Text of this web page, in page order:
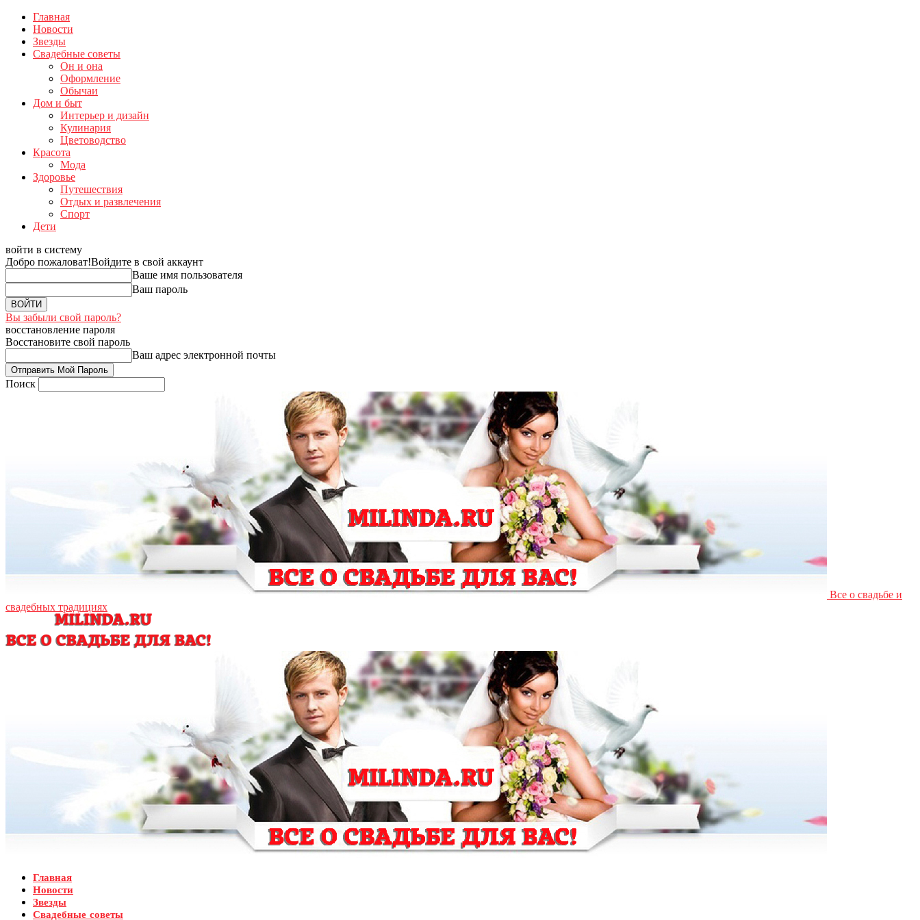
Главная
Новости
Звезды
Свадебные советы
Он и она
Оформление
Обычаи
Дом и быт
Интерьер и дизайн
Кулинария
Цветоводство
Красота
Мода
Здоровье
Путешествия
Отдых и развлечения
Спорт
Дети
войти в систему
Добро пожаловат!Войдите в свой аккаунт
Ваше имя пользователя
Ваш пароль
Вы забыли свой пароль?
восстановление пароля
Восстановите свой пароль
Ваш адрес электронной почты
Поиск
Все о свадьбе и
свадебных традициях
Главная
Новости
Звезды
Свадебные советы